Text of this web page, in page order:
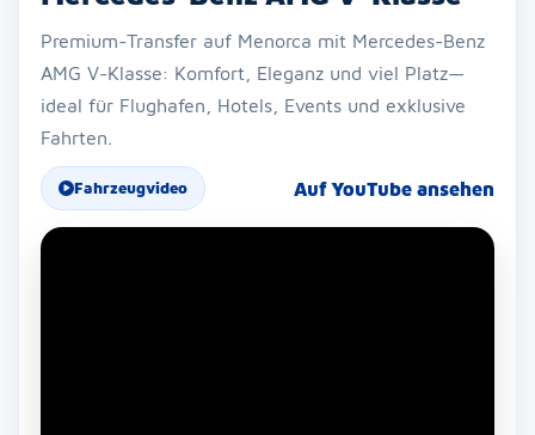
Premium-Transfer auf Menorca mit Mercedes-Benz
AMG V-Klasse: Komfort, Eleganz und viel Platz—
ideal für Flughafen, Hotels, Events und exklusive
Fahrten.
Fahrzeugvideo Auf YouTube ansehen